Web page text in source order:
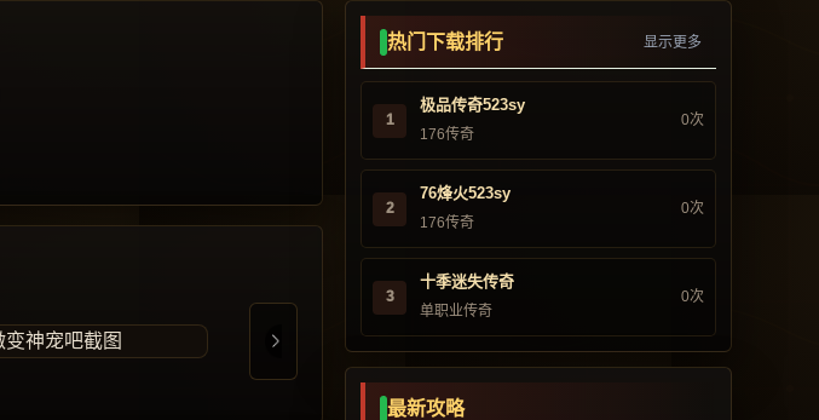
热门下载排行 显示更多
1
极品传奇523sy
176传奇
0次
2
76烽火523sy
176传奇
0次
3
十季迷失传奇
单职业传奇
0次
最新攻略